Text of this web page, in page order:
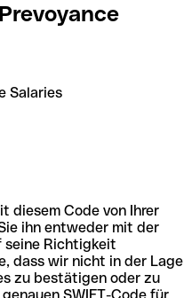
Salaries
diesem Code von Ihrer
ihn entweder mit der
seine Richtigkeit
dass wir nicht in der Lage
zu bestätigen oder zu
SWIFT-Code für